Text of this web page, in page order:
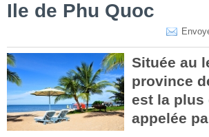
Ile de Phu Quoc
Située au
province
est la plus
appelée